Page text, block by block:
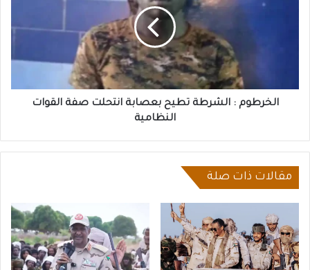
النظامية
الخرطوم : الشرطة تطيح بعصابة انتحلت صفة القوات
النظامية
مقالات ذات صلة